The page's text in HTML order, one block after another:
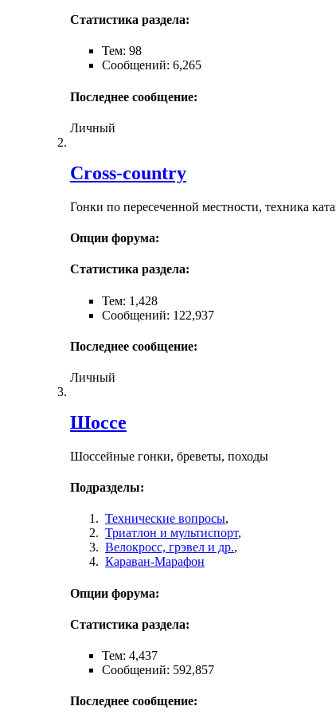
Статистика раздела:
Тем: 98
Сообщений: 6,265
Последнее сообщение:
Личный
Cross-сountry
Гонки по пересеченной местности, техника
Опции форума:
Статистика раздела:
Тем: 1,428
Сообщений: 122,937
Последнее сообщение:
Личный
Шоссе
Шоссейные гонки, бреветы, походы
Подразделы:
Технические вопросы,
Триатлон и мультиспорт,
Велокросc, грэвел и др.,
Караван-Марафон
Опции форума:
Статистика раздела:
Тем: 4,437
Сообщений: 592,857
Последнее сообщение: